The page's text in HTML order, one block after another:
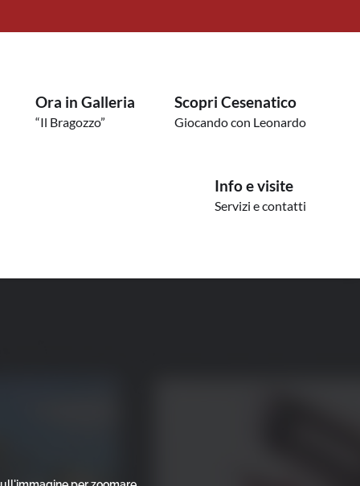
Ora in Galleria
“Il Bragozzo”
Scopri Cesenatico
Giocando con Leonardo
Info e visite
Servizi e contatti